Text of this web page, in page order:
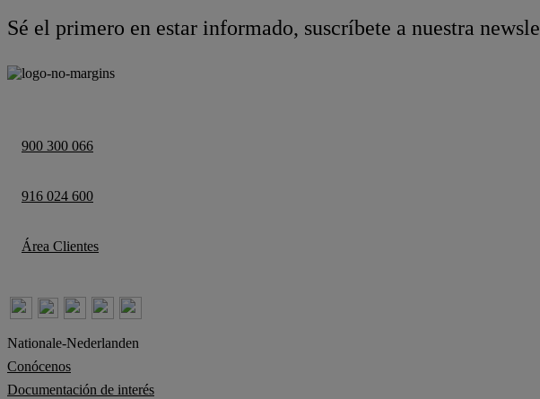
Sé el primero en estar informado, suscríbete a nuestra
900 300 066
916 024 600
Área Clientes
Nationale-Nederlanden
Conócenos
Documentación de interés